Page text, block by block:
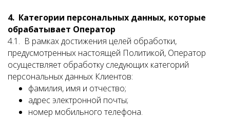
4. Категории персональных данных, которые
обрабатывает Оператор
4.1. В рамках достижения целей обработки,
предусмотренных настоящей Политикой, Оператор
осуществляет обработку следующих категорий
персональных данных Клиентов:
фамилия, имя и отчество;
адрес электронной почты;
номер мобильного телефона.